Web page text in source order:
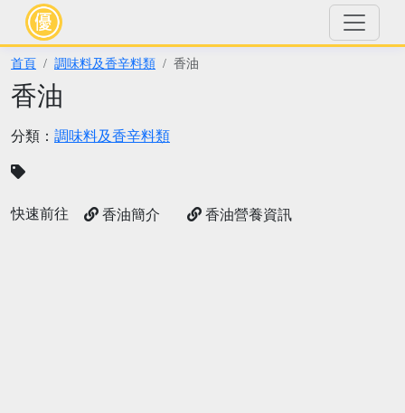
首頁 調味料及香辛料類 香油
香油
分類： 調味料及香辛料類
快速前往 香油簡介 香油營養資訊